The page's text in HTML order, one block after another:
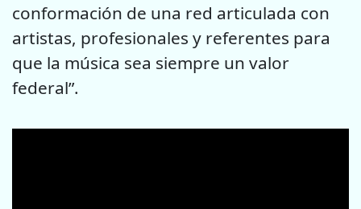
conformación de una red articulada con
artistas, profesionales y referentes para
que la música sea siempre un valor
federal”.